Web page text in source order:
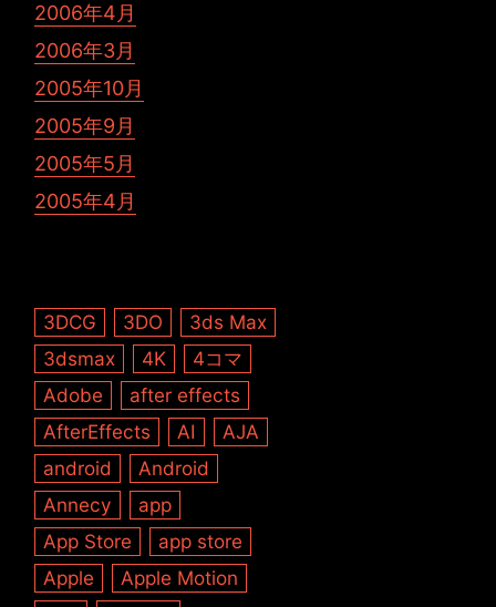
2006年4月
2006年3月
2005年10月
2005年9月
2005年5月
2005年4月
3DCG 3DO
3ds Max
3dsmax
4K
4コマ
Adobe
after effects
AfterEffects
AI
AJA
android
Android
Annecy
app
App Store
app store
Apple
Apple Motion